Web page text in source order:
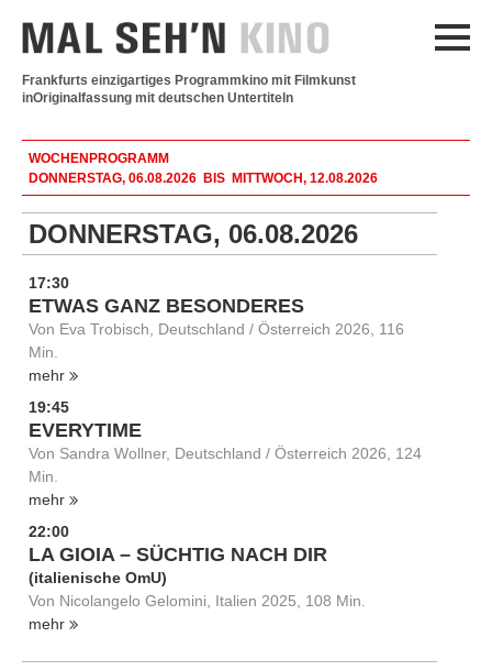
Frankfurts einzigartiges Programmkino mit Filmkunst
inOriginalfassung mit deutschen Untertiteln
WOCHENPROGRAMM
DONNERSTAG, 06.08.2026 BIS MITTWOCH, 12.08.2026
DONNERSTAG, 06.08.2026
17:30
ETWAS GANZ BESONDERES
Von Eva Trobisch, Deutschland / Österreich 2026, 116
Min.
mehr
19:45
EVERYTIME
Von Sandra Wollner, Deutschland / Österreich 2026, 124
Min.
mehr
22:00
LA GIOIA – SÜCHTIG NACH DIR
(italienische OmU)
Von Nicolangelo Gelomini, Italien 2025, 108 Min.
mehr